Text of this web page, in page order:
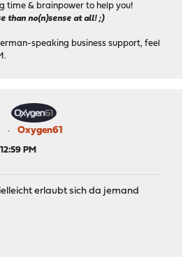
time & brainpower to help you!
than no(n)sense at all! ;)
speaking business support, feel
Oxygen61
PM
erlaubt sich da jemand